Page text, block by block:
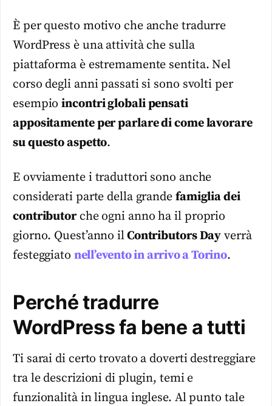
È per questo motivo che anche tradurre
WordPress è una attività che sulla
piattaforma è estremamente sentita. Nel
corso degli anni passati si sono svolti per
esempioincontri globali pensati
appositamente per parlare di come lavorare
su questo aspetto.
E ovviamente i traduttori sono anche
considerati parte della grande famiglia dei
contributorche ogni anno ha il proprio
giorno. Quest’anno ilContributors Day verrà
festeggiato nell’evento in arrivo a Torino.
Perché tradurre
WordPress fa bene a tutti
Ti sarai di certo trovato a doverti destreggiare
tra le descrizioni di plugin, temi e
funzionalità in lingua inglese. Al punto tale